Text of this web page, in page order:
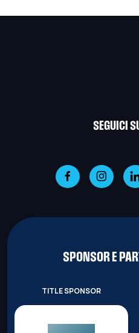
SEGUICI
SPONSOR E
TITLE SPONSOR